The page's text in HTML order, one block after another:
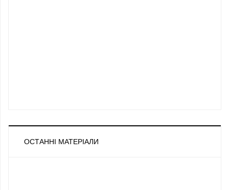
ОСТАННІ МАТЕРІАЛИ